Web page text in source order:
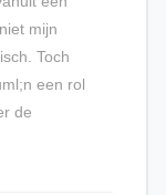
mijn
Toch
een rol
de